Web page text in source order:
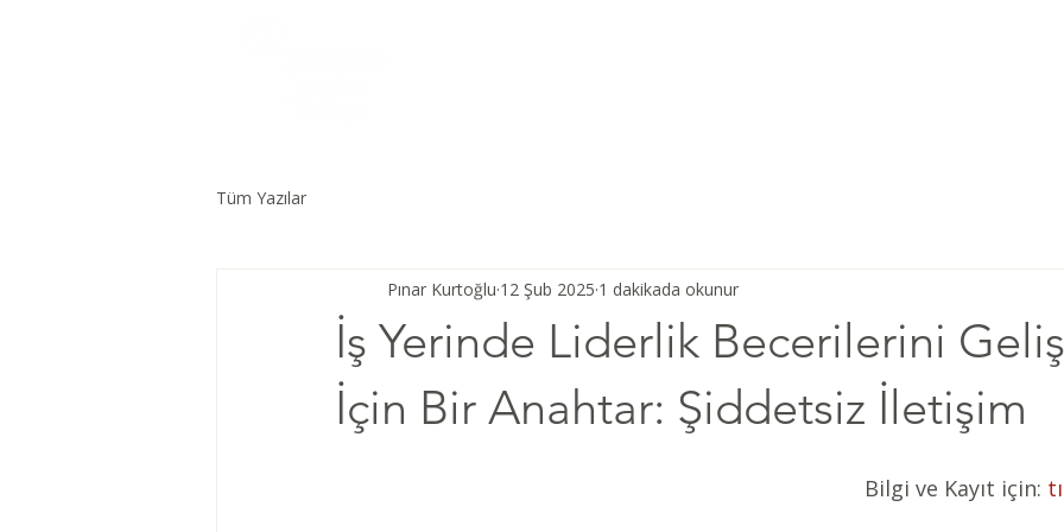
Tüm Yazılar
İş Yerinde Liderlik Becerilerini
İçin Bir Anahtar: Şiddetsiz İletişim
Pınar Kurtoğlu 12 Şub 2025 1 dakikada okunur
Bilgi ve Kayıt için: